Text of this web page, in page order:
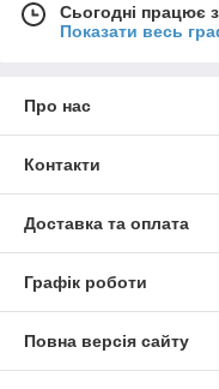
Сьогодні працює
Показати весь
Про нас
Контакти
Доставка та оплата
Графік роботи
Повна версія сайту